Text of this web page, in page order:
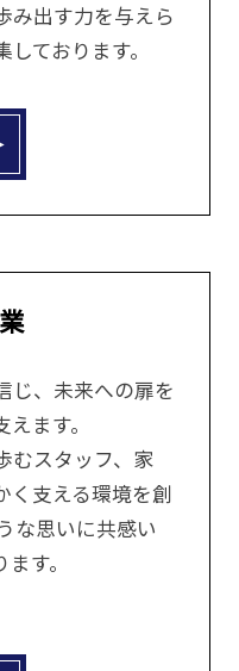
み出す力を与えら
ております。
じ、未来への扉を
ます。
むスタッフ、家
く支える環境を創
な思いに共感い
す。